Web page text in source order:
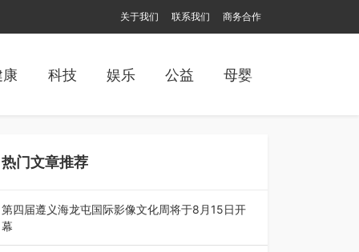
关于我们 联系我们 商务合作
科技 娱乐 公益 母婴
热门文章推荐
第四届遵义海龙屯国际影像文化周将于8月15日开
幕
8月7日，第四届遵义海龙屯国际影像文化周媒体